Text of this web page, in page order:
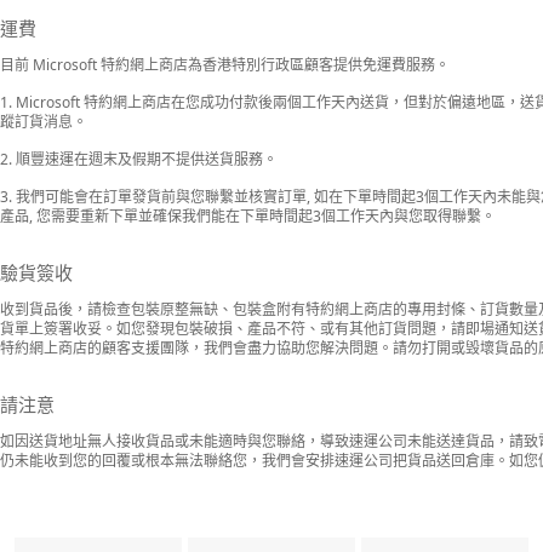
運費
目前 Microsoft 特約網上商店為香港特別行政區顧客提供免運費服務。
1. Microsoft 特約網上商店在您成功付款後兩個工作天內送貨，但對於偏遠地區，
蹤訂貨消息。
2. 順豐速運在週末及假期不提供送貨服務。
3. 我們可能會在訂單發貨前與您聯繫並核實訂單, 如在下單時間起3個工作天內未能
產品, 您需要重新下單並確保我們能在下單時間起3個工作天內與您取得聯繫。
驗貨簽收
收到貨品後，請檢查包裝原整無缺、包裝盒附有特約網上商店的專用封條、訂貨數
貨單上簽署收妥。如您發現包裝破損、產品不符、或有其他訂貨問題，請即場通知
特約網上商店的顧客支援團隊，我們會盡力協助您解決問題。請勿打開或毁壞貨品
請注意
如因送貨地址無人接收貨品或未能適時與您聯絡，導致速運公司未能送達貨品，請致
仍未能收到您的回覆或根本無法聯絡您，我們會安排速運公司把貨品送回倉庫。如